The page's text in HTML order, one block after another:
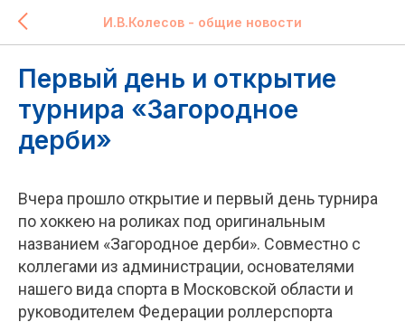
И.В.Колесов - общие новости
Первый день и открытие
турнира «Загородное
дерби»
Вчера прошло открытие и первый день турнира
по хоккею на роликах под оригинальным
названием «Загородное дерби». Совместно с
коллегами из администрации, основателями
нашего вида спорта в Московской области и
руководителем Федерации роллерспорта